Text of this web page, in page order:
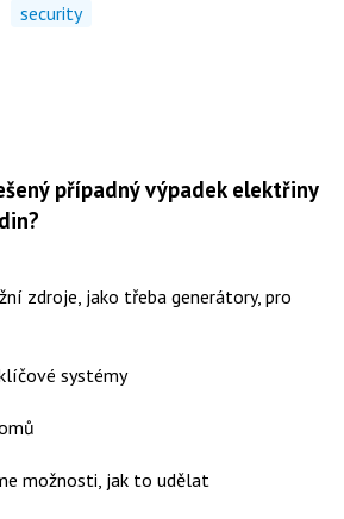
security
případný výpadek elektřiny
zdroje, jako třeba generátory, pro
systémy
možnosti, jak to udělat